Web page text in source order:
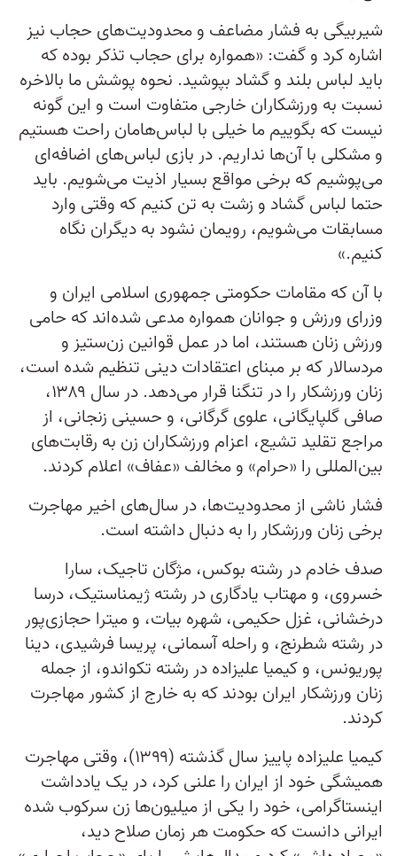
شیربیگی به فشار مضاعف و محدودیت‌های حجاب نیز
اشاره کرد و گفت: «همواره برای حجاب تذکر بوده که
باید لباس بلند و گشاد بپوشید. نحوه پوشش ما بالاخره
نسبت به ورزشکاران خارجی متفاوت است و این ‌گونه
نیست که بگوییم ما خیلی با لباس‌هامان راحت هستیم
و مشکلی با آن‌ها نداریم. در بازی لباس‌های اضافه‌ای
می‌پوشیم که برخی مواقع بسیار اذیت می‌شویم. باید
حتما لباس گشاد و زشت به تن کنیم که وقتی وارد
مسابقات می‌شویم، رویمان نشود به دیگران نگاه
کنیم.»
با آن که مقامات حکومتی جمهوری اسلامی ایران و
وزرای ورزش و جوانان همواره مدعی شده‌اند که حامی
ورزش زنان هستند، اما در عمل قوانین زن‌ستیز و
مردسالار که بر مبنای اعتقادات دینی تنظیم شده‌ است،
زنان ورزشکار را در تنگنا قرار می‌دهد. در سال ۱۳۸۹،
صافی گلپایگانی، علوی گرگانی، و حسینی زنجانی، از
مراجع تقلید تشیع، اعزام ورزشکاران زن به رقابت‌های
بین‌المللی را «حرام» و مخالف «عفاف» اعلام کردند.
فشار ناشی از محدودیت‌ها، در سال‌های اخیر مهاجرت
برخی زنان ورزشکار را به دنبال داشته است.
صدف خادم در رشته بوکس، مژگان تاجیک، سارا
خسروی، و مهتاب یادگاری در رشته ژیمناستیک، درسا
درخشانی، غزل حکیمی، شهره بیات، و میترا حجازی‌پور
در رشته شطرنج، و راحله آسمانی، پریسا فرشیدی، دینا
پوریونس، و کیمیا علیزاده در رشته تکواندو، از جمله
زنان ورزشکار ایران بودند که به خارج از کشور مهاجرت
کردند.
کیمیا علیزاده پاییز سال گذشته (۱۳۹۹)، وقتی مهاجرت
همیشگی خود از ایران را علنی کرد، در یک یادداشت
اینستاگرامی، خود را یکی از میلیون‌ها زن سرکوب شده
ایرانی دانست که حکومت هر زمان صلاح دید،